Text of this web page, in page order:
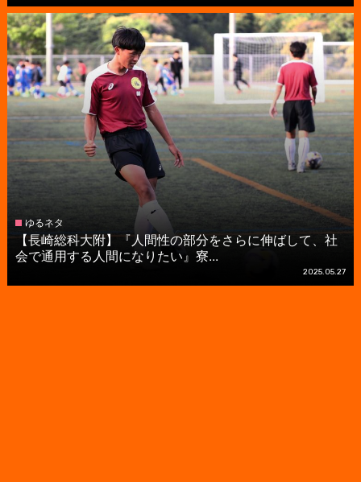
ゆるネタ
【長崎総科大附】『人間性の部分をさらに伸ばして、社
会で通用する人間になりたい』寮...
2025.05.27